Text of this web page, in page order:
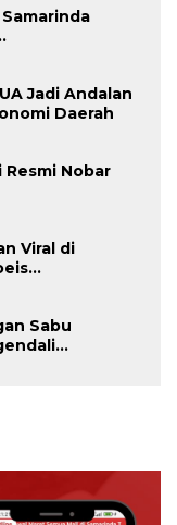
Jadi Andalan
Daerah
Nobar
Viral di
Sabu